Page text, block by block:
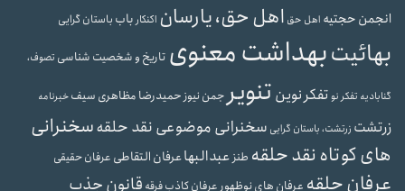
انجمن حجتیه اهل حق اهل حق، یارسان اکنکارباب باستان گرایی
بهائیتبهداشت معنوی تاریخ و شخصیت شناسی تصوف،
گنابادیه تفکر نوتفکر نوین تنویر جمن نیوز حمیدرضا مظاهری سیفخبرنامه
زرتشت زرتشت، باستان گرایی سخنرانی موضوعی نقد حلقهسخنرانی
های کوتاه نقد حلقه طنز عبدالبهاعرفان التقاطی عرفان حقیقی
عرفان حلقه عرفان های نوظهور عرفان کاذبفرقه قانون جذب